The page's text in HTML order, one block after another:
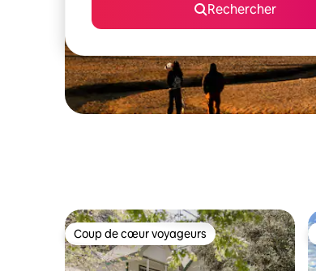
Rechercher
Coup de cœur voyageurs
Coup de cœur voyageurs